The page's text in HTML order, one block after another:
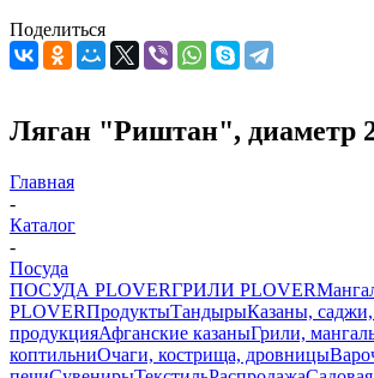
Поделиться
Ляган "Риштан", диаметр
Главная
-
Каталог
-
Посуда
ПОСУДА PLOVERГРИЛИ PLOVER
PLOVERПродуктыТандырыКазаны,
продукцияАфганские казаныГрили,
коптильниОчаги, кострища, дровницы